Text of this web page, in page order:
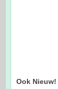
Ook Nieuw!